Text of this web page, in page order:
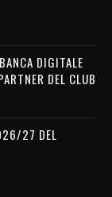
DIGITALE
DEL CLUB
27 DEL